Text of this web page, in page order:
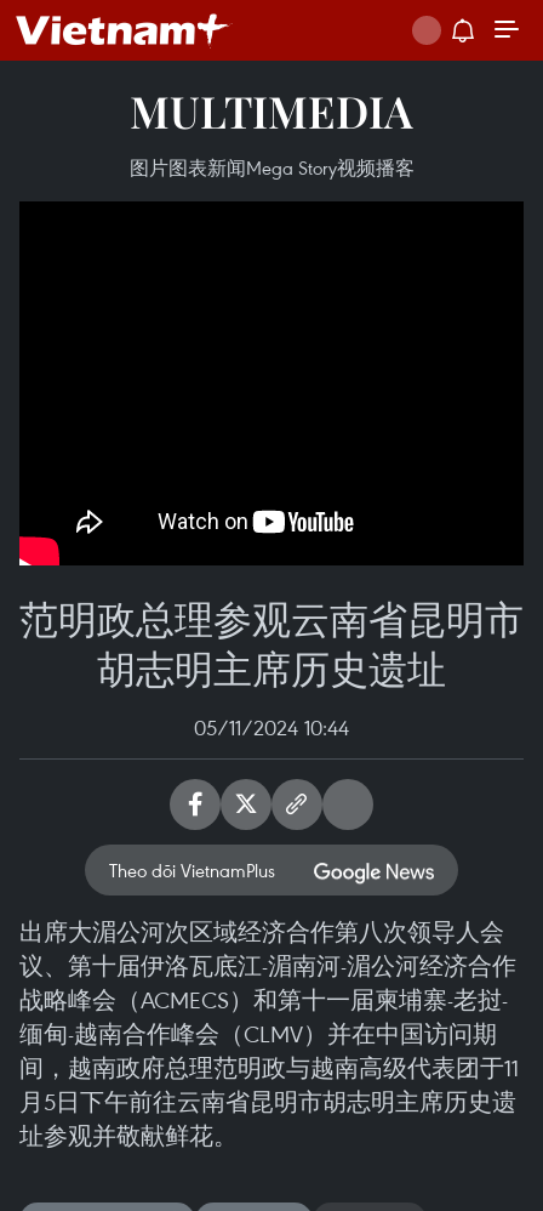
MULTIMEDIA
图片图表新闻Mega Story视频播客
范明政总理参观云南省昆明市
胡志明主席历史遗址
05/11/2024 10:44
Theo dõi VietnamPlus
出席大湄公河次区域经济合作第八次领导人会
议、第十届伊洛瓦底江-湄南河-湄公河经济合作
战略峰会（ACMECS）和第十一届柬埔寨-老挝-
缅甸-越南合作峰会（CLMV）并在中国访问期
间，越南政府总理范明政与越南高级代表团于11
月5日下午前往云南省昆明市胡志明主席历史遗
址参观并敬献鲜花。